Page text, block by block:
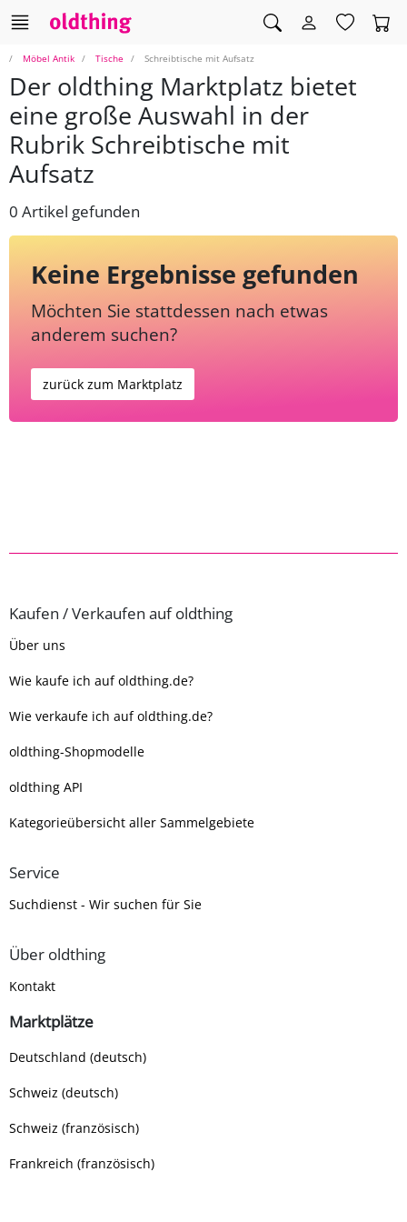
Möbel Antik Tische Schreibtische mit Aufsatz
Der oldthing Marktplatz bietet
eine große Auswahl in der
Rubrik Schreibtische mit
Aufsatz
0 Artikel gefunden
Keine Ergebnisse gefunden
Möchten Sie stattdessen nach etwas
anderem suchen?
zurück zum Marktplatz
Kaufen / Verkaufen auf oldthing
Über uns
Wie kaufe ich auf oldthing.de?
Wie verkaufe ich auf oldthing.de?
oldthing-Shopmodelle
oldthing API
Kategorieübersicht aller Sammelgebiete
Service
Suchdienst - Wir suchen für Sie
Über oldthing
Kontakt
Marktplätze
Deutschland (deutsch)
Schweiz (deutsch)
Schweiz (französisch)
Frankreich (französisch)